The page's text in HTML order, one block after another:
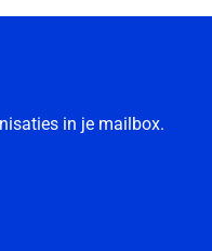
in je mailbox.